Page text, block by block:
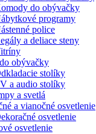
do obývačky
programy
police
a deliace steny
obývačky
stolíky
a audio stolíky
a svetlá
a vianočné osvetlenie
osvetlenie
osvetlenie